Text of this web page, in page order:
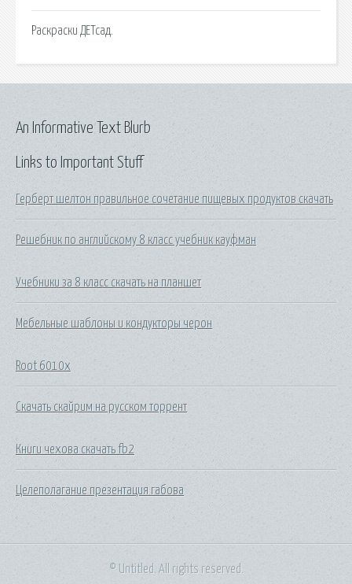
Раскраски ДЕТсад.
Links to Important Stuff
Герберт шелтон правильное сочетание пищевых продуктов скачать
Решебник по английскому 8 класс учебник кауфман
Учебники за 8 класс скачать на планшет
Мебельные шаблоны и кондукторы черон
Root 6010x
Скачать скайрим на русском торрент
Книги чехова скачать fb2
Целеполагание презентация габова
An Informative Text Blurb
© Untitled. All rights reserved.